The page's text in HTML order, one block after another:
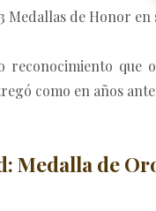
Medallas de Honor
que
como en años
Medalla de